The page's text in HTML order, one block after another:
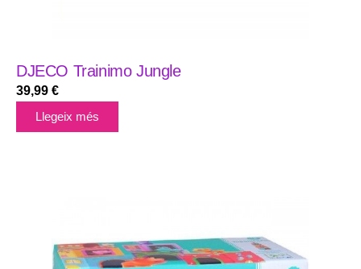
DJECO Trainimo Jungle
39,99 €
Llegeix més